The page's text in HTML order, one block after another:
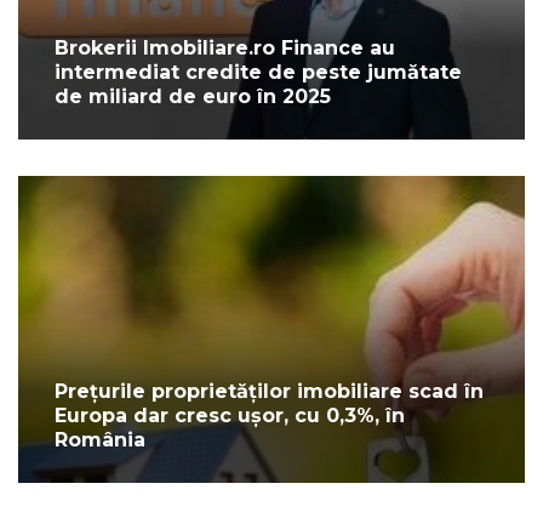
Brokerii Imobiliare.ro Finance au
intermediat credite de peste jumătate
de miliard de euro în 2025
Prețurile proprietăților imobiliare scad în
Europa dar cresc ușor, cu 0,3%, în
România